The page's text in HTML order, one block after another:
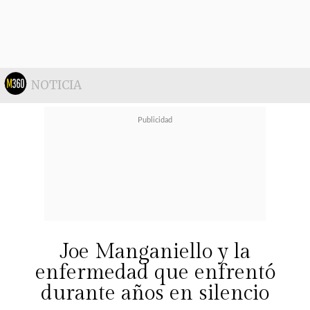
"El arriendo eran cuatro millones de
NOTICIA
Joe Manganiello y la
enfermedad que enfrentó
durante años en silencio